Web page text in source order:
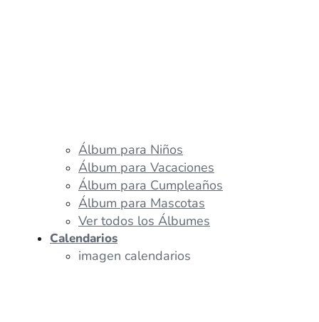
Álbum para Niños
Álbum para Vacaciones
Álbum para Cumpleaños
Álbum para Mascotas
Ver todos los Álbumes
Calendarios
imagen calendarios